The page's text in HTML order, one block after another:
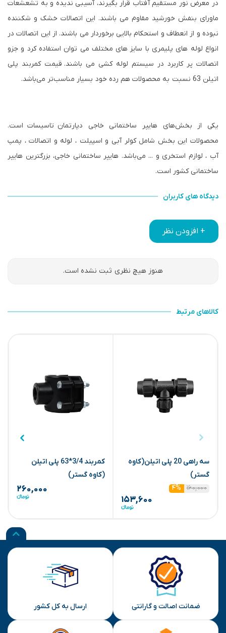
در معرض نور مستقیم آفتاب قرار بگیرند، آسیبی ندیده و به تشعشعات
ماورای بنفش خورشید مقاوم می باشند. این اتصالات خشک و شکننده
نبوده و از انعطاف و استحکام بالایی برخوردار می باشند. از این اتصالات در
انواع لوله های پلیمری با سایز های مختلف می توان استفاده کرد و جزو
اتصالات پر کاربرد در سیستم لوله کشی می باشند. قیمت کمربند پلی
اتیلن 63 نسبت به محصولات هم رده خود بسیار مناسب‌تر می‌باشد.
یکی از بخش‌های هایپر ساختمانی خاجی دپارتمان تاسیسات است.
محصولات این بخش شامل کولر آبی و اسپیلت ، لوله و اتصالات ، پمپ
آب ، لوازم استخری و ... می‌باشد. هایپر ساختمانی خاجی، بزرگترین هایپر
ساختمانی کشور است.
دیدگاه های کاربران
+ افزودن نظر
هنوز هیچ نظری ثبت نشده است.
کالاهای مرتبط
سه راهی 20 پلی اتیلن(کاوه
گستر)
۱۶۰,۰۰۰
۴%
۱۵۳,۶۰۰
کمربند 3/4*63 پلی اتیلن
(کاوه گستر)
۲۶۰,۰۰۰
ضمانت اصالت و گارانتی ارسال به کل کشور